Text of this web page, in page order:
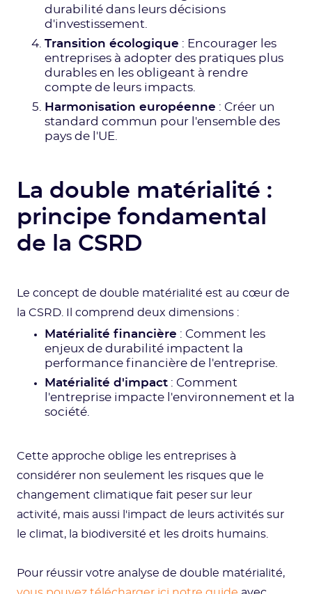
durabilité dans leurs décisions
d'investissement.
Transition écologique : Encourager les
entreprises à adopter des pratiques plus
durables en les obligeant à rendre
compte de leurs impacts.
Harmonisation européenne : Créer un
standard commun pour l'ensemble des
pays de l'UE.
La double matérialité :
principe fondamental
de la CSRD
Le concept de double matérialité est au cœur de
la CSRD. Il comprend deux dimensions :
Matérialité financière : Comment les
enjeux de durabilité impactent la
performance financière de l'entreprise.
Matérialité d'impact : Comment
l'entreprise impacte l'environnement et la
société.
Cette approche oblige les entreprises à
considérer non seulement les risques que le
changement climatique fait peser sur leur
activité, mais aussi l'impact de leurs activités sur
le climat, la biodiversité et les droits humains.
Pour réussir votre analyse de double matérialité,